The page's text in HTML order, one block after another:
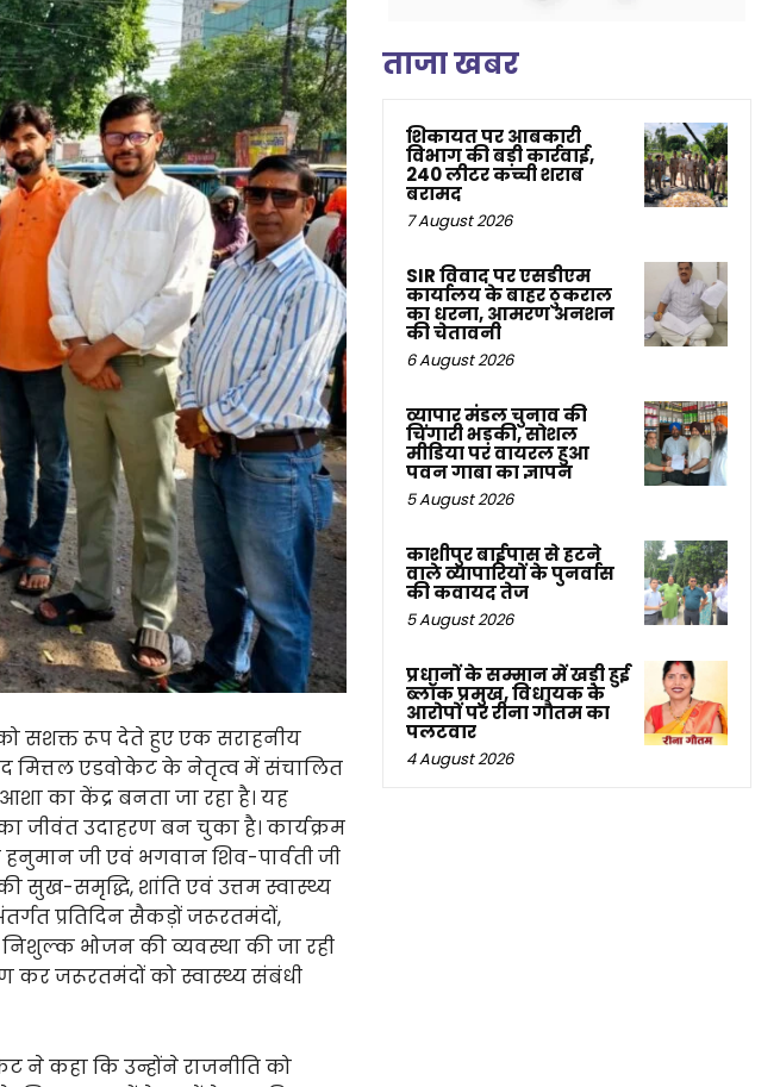
सशक्त रूप देते हुए एक सराहनीय
मित्तल एडवोकेट के नेतृत्व में संचालित
का केंद्र बनता जा रहा है। यह
उदाहरण बन चुका है। कार्यक्रम
जी एवं भगवान शिव-पार्वती जी
सुख-समृद्धि, शांति एवं उत्तम स्वास्थ्य
प्रतिदिन सैकड़ों जरूरतमंदों,
निशुल्क भोजन की व्यवस्था की जा रही
कर जरूरतमंदों को स्वास्थ्य संबंधी
ने कहा कि उन्होंने राजनीति को
ताजा खबर
शिकायत पर आबकारी
विभाग की बड़ी कार्रवाई,
240 लीटर कच्ची शराब
बरामद
7 August 2026
SIR विवाद पर एसडीएम
कार्यालय के बाहर ठुकराल
का धरना, आमरण अनशन
की चेतावनी
6 August 2026
व्यापार मंडल चुनाव की
चिंगारी भड़की, सोशल
मीडिया पर वायरल हुआ
पवन गाबा का ज्ञापन
5 August 2026
काशीपुर बाईपास से हटने
वाले व्यापारियों के पुनर्वास
की कवायद तेज
5 August 2026
प्रधानों के सम्मान में खड़ी हुई
ब्लॉक प्रमुख, विधायक के
आरोपों पर रीना गौतम का
पलटवार
4 August 2026